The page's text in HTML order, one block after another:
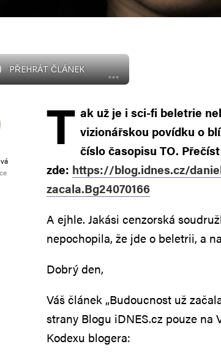
PŘEHRÁT ČLÁNEK
T ak už je i sci-fi beletrie
vizionářskou povídku o
číslo časopisu TO.
zde: https://blog.idnes.cz/
zacala.Bg24070166
A ejhle. Jakási cenzorská
nepochopila, že jde o beletrii, a
Dobrý den,
Váš článek „Budoucnost už
strany Blogu iDNES.cz pouze na
Kodexu blogera: